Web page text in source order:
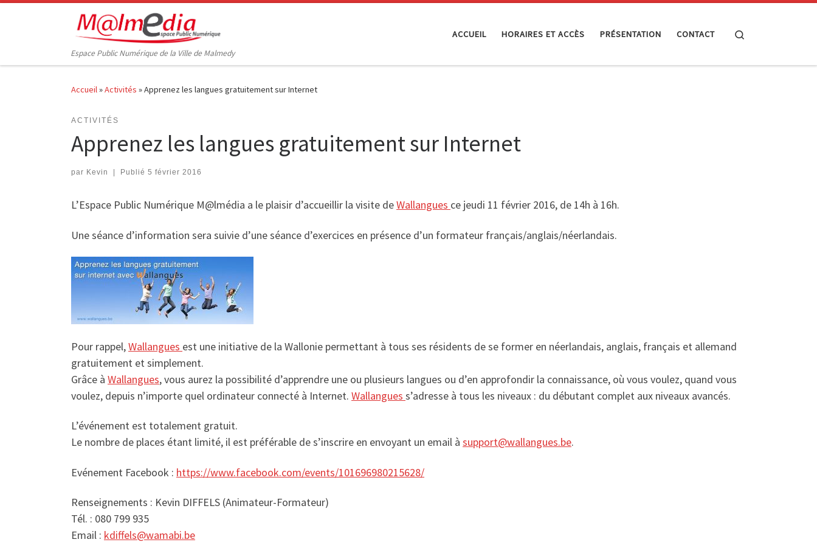
Passer au contenu
Espace Public Numérique de la Ville de Malmedy
ACCUEIL HORAIRES ET ACCÈS PRÉSENTATION CONTACT
Accueil»Activités »Apprenez les langues gratuitement sur Internet
ACTIVITÉS
Apprenez les langues gratuitement sur Internet
par Kevin Publié 5 février 2016
L’Espace Public Numérique M@lmédia a le plaisir d’accueillir la visite deWallangues ce jeudi 11 février 2016, de 14h à 16h.
Une séance d’information sera suivie d’une séance d’exercices en présence d’un formateur français/anglais/néerlandais.
Pour rappel,Wallangues est une initiative de la Wallonie permettant à tous ses résidents de se former en néerlandais, anglais, français et allemand
gratuitement et simplement.
Grâce à Wallangues, vous aurez la possibilité d’apprendre une ou plusieurs langues ou d’en approfondir la connaissance, où vous voulez, quand vous
voulez, depuis n’importe quel ordinateur connecté à Internet. Wallangues s’adresse à tous les niveaux : du débutant complet aux niveaux avancés.
L’événement est totalement gratuit.
Le nombre de places étant limité, il est préférable de s’inscrire en envoyant un email à support@wallangues.be.
Evénement Facebook : https://www.facebook.com/events/101696980215628/
Renseignements : Kevin DIFFELS (Animateur-Formateur)
Tél. : 080 799 935
Email : kdiffels@wamabi.be